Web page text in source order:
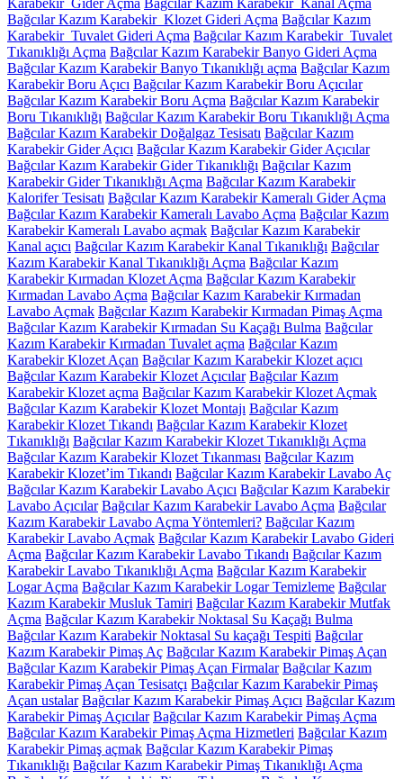
Karabekir Gider Açma Bağcılar Kazım Karabekir Kanal Açma
Bağcılar Kazım Karabekir Klozet Gideri Açma Bağcılar Kazım
Karabekir Tuvalet Gideri Açma Bağcılar Kazım Karabekir Tuvalet
Tıkanıklığı Açma Bağcılar Kazım Karabekir Banyo Gideri Açma
Bağcılar Kazım Karabekir Banyo Tıkanıklığı açma Bağcılar Kazım
Karabekir Boru Açıcı Bağcılar Kazım Karabekir Boru Açıcılar
Bağcılar Kazım Karabekir Boru Açma Bağcılar Kazım Karabekir
Boru Tıkanıklığı Bağcılar Kazım Karabekir Boru Tıkanıklığı Açma
Bağcılar Kazım Karabekir Doğalgaz Tesisatı Bağcılar Kazım
Karabekir Gider Açıcı Bağcılar Kazım Karabekir Gider Açıcılar
Bağcılar Kazım Karabekir Gider Tıkanıklığı Bağcılar Kazım
Karabekir Gider Tıkanıklığı Açma Bağcılar Kazım Karabekir
Kalorifer Tesisatı Bağcılar Kazım Karabekir Kameralı Gider Açma
Bağcılar Kazım Karabekir Kameralı Lavabo Açma Bağcılar Kazım
Karabekir Kameralı Lavabo açmak Bağcılar Kazım Karabekir
Kanal açıcı Bağcılar Kazım Karabekir Kanal Tıkanıklığı Bağcılar
Kazım Karabekir Kanal Tıkanıklığı Açma Bağcılar Kazım
Karabekir Kırmadan Klozet Açma Bağcılar Kazım Karabekir
Kırmadan Lavabo Açma Bağcılar Kazım Karabekir Kırmadan
Lavabo Açmak Bağcılar Kazım Karabekir Kırmadan Pimaş Açma
Bağcılar Kazım Karabekir Kırmadan Su Kaçağı Bulma Bağcılar
Kazım Karabekir Kırmadan Tuvalet açma Bağcılar Kazım
Karabekir Klozet Açan Bağcılar Kazım Karabekir Klozet açıcı
Bağcılar Kazım Karabekir Klozet Açıcılar Bağcılar Kazım
Karabekir Klozet açma Bağcılar Kazım Karabekir Klozet Açmak
Bağcılar Kazım Karabekir Klozet Montajı Bağcılar Kazım
Karabekir Klozet Tıkandı Bağcılar Kazım Karabekir Klozet
Tıkanıklığı Bağcılar Kazım Karabekir Klozet Tıkanıklığı Açma
Bağcılar Kazım Karabekir Klozet Tıkanması Bağcılar Kazım
Karabekir Klozet’im Tıkandı Bağcılar Kazım Karabekir Lavabo Aç
Bağcılar Kazım Karabekir Lavabo Açıcı Bağcılar Kazım Karabekir
Lavabo Açıcılar Bağcılar Kazım Karabekir Lavabo Açma Bağcılar
Kazım Karabekir Lavabo Açma Yöntemleri? Bağcılar Kazım
Karabekir Lavabo Açmak Bağcılar Kazım Karabekir Lavabo Gideri
Açma Bağcılar Kazım Karabekir Lavabo Tıkandı Bağcılar Kazım
Karabekir Lavabo Tıkanıklığı Açma Bağcılar Kazım Karabekir
Logar Açma Bağcılar Kazım Karabekir Logar Temizleme Bağcılar
Kazım Karabekir Musluk Tamiri Bağcılar Kazım Karabekir Mutfak
Açma Bağcılar Kazım Karabekir Noktasal Su Kaçağı Bulma
Bağcılar Kazım Karabekir Noktasal Su kaçağı Tespiti Bağcılar
Kazım Karabekir Pimaş Aç Bağcılar Kazım Karabekir Pimaş Açan
Bağcılar Kazım Karabekir Pimaş Açan Firmalar Bağcılar Kazım
Karabekir Pimaş Açan Tesisatçı Bağcılar Kazım Karabekir Pimaş
Açan ustalar Bağcılar Kazım Karabekir Pimaş Açıcı Bağcılar Kazım
Karabekir Pimaş Açıcılar Bağcılar Kazım Karabekir Pimaş Açma
Bağcılar Kazım Karabekir Pimaş Açma Hizmetleri Bağcılar Kazım
Karabekir Pimaş açmak Bağcılar Kazım Karabekir Pimaş
Tıkanıklığı Bağcılar Kazım Karabekir Pimaş Tıkanıklığı Açma